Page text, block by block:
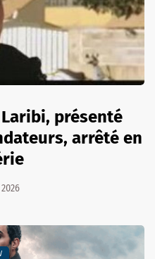
présenté
arrêté en